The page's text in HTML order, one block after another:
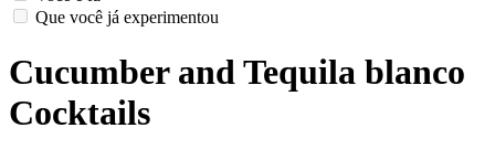
Que você já experimentou
Cucumber and Tequila blanco
Cocktails